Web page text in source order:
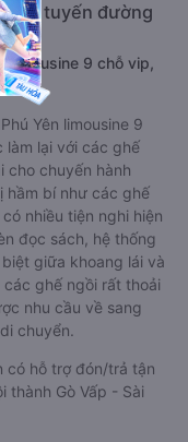
tuyến đường
limousine 9 chỗ vip,
Yên limousine 9
làm lại với các ghế
cho chuyến hành
hầm bí như các ghế
nhiều tiện nghi hiện
đọc sách, hệ thống
giữa khoang lái và
ghế ngồi rất thoải
nhu cầu về sang
chuyển.
có hỗ trợ đón/trả tận
thành Gò Vấp - Sài